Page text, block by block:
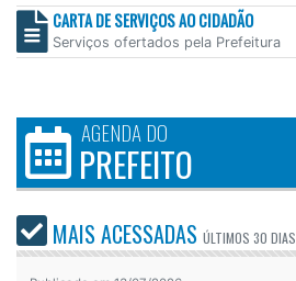
CARTA DE SERVIÇOS AO CIDADÃO
Serviços ofertados pela Prefeitura
AGENDA DO
PREFEITO
MAIS ACESSADAS ÚLTIMOS 30 DIAS